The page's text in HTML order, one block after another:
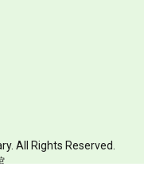
All Rights Reserved.